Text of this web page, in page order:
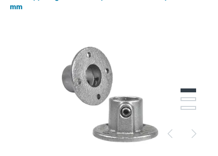
mm
Buiskoppeling Ronde voetplaat met
doorloop-B / 26,9 mmis toegevoegd aan je